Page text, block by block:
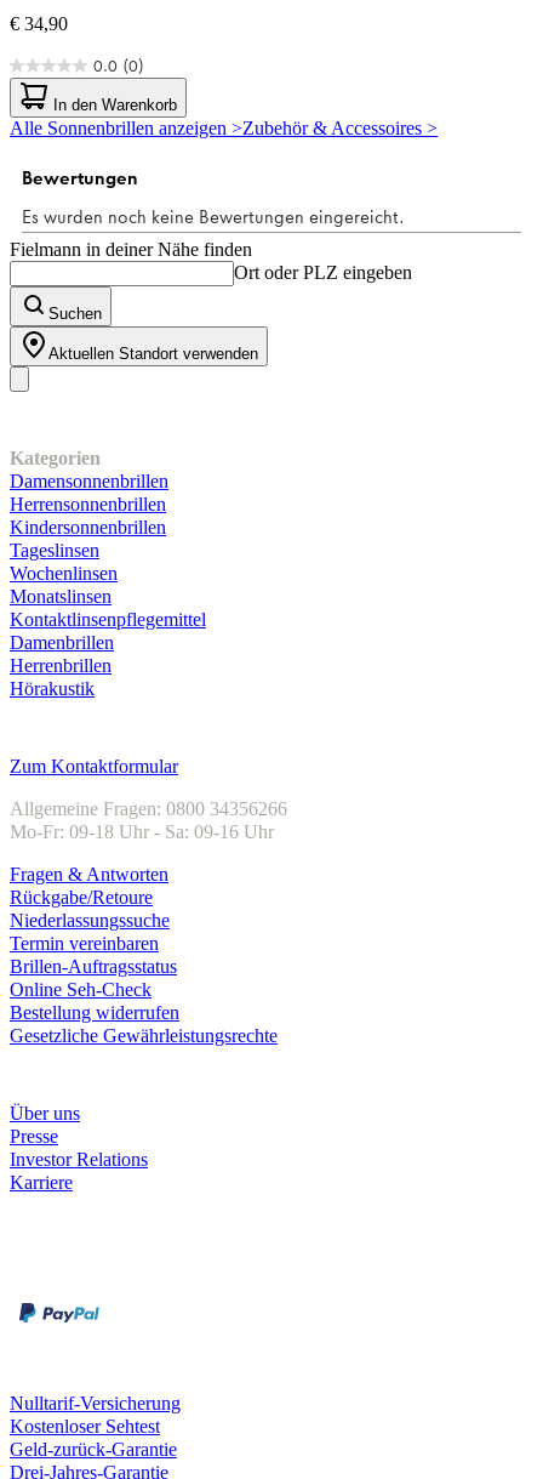
€ 34,90
0.0 (0)
0.0
von
5
Sternen.
In den Warenkorb
Alle Sonnenbrillen anzeigen >Zubehör & Accessoires >
Fielmann in deiner Nähe finden
Ort oder PLZ eingeben
Suchen
Aktuellen Standort verwenden
Kategorien
Damensonnenbrillen
Herrensonnenbrillen
Kindersonnenbrillen
Tageslinsen
Wochenlinsen
Monatslinsen
Kontaktlinsenpflegemittel
Damenbrillen
Herrenbrillen
Hörakustik
Zum Kontaktformular
Allgemeine Fragen: 0800 34356266
Mo-Fr: 09-18 Uhr - Sa: 09-16 Uhr
Fragen & Antworten
Rückgabe/Retoure
Niederlassungssuche
Termin vereinbaren
Brillen-Auftragsstatus
Online Seh-Check
Bestellung widerrufen
Gesetzliche Gewährleistungsrechte
Über uns
Presse
Investor Relations
Karriere
Nulltarif-Versicherung
Kostenloser Sehtest
Geld-zurück-Garantie
Drei-Jahres-Garantie